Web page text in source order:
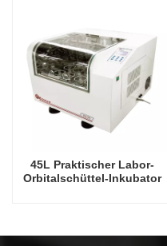
45L Praktischer Labor-
Orbitalschüttel-Inkubator